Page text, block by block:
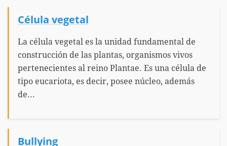
Célula vegetal
La célula vegetal es la unidad fundamental de
construcción de las plantas, organismos vivos
pertenecientes al reino Plantae. Es una célula de
tipo eucariota, es decir, posee núcleo, además
de...
Bullying